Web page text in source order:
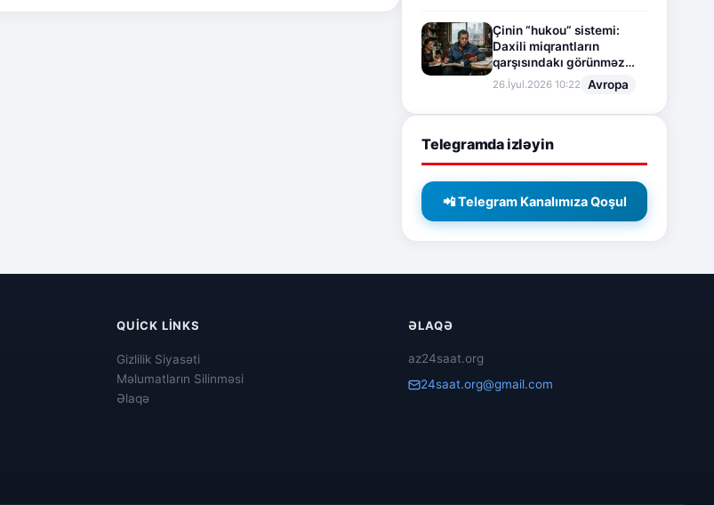
Çinin “hukou” sistemi:
Daxili miqrantların
qarşısındakı görünməz
sədd
26.İyul.2026 10:22 Avropa
Telegramda izləyin
📲 Telegram Kanalımıza Qoşul
QUICK LINKS
Gizlilik Siyasəti
Məlumatların Silinməsi
Əlaqə
ƏLAQƏ
az24saat.org
24saat.org@gmail.com